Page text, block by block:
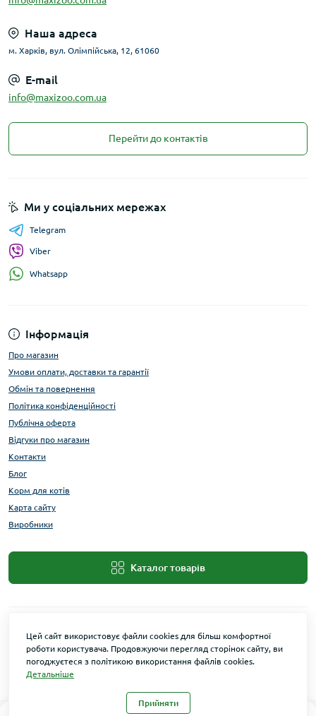
0
Наша адреса
м. Харків, вул. Олімпійська, 12, 61060
E-mail
info@maxizoo.com.ua
Перейти до контактів
Інформація
Про магазин
Умови оплати, доставки та гарантії
Обмін та повернення
Політика конфіденційності
Публічна оферта
Відгуки про магазин
Контакти
Блог
Корм для котів
Карта сайту
Виробники
Каталог товарів
Ми у соціальних мережах
Telegram
Viber
Whatsapp
Цей сайт використовує файли cookies для більш комфортної
роботи користувача. Продовжуючи перегляд сторінок сайту, ви
погоджуєтеся з політикою використання файлів cookies.
Детальніше
Прийняти